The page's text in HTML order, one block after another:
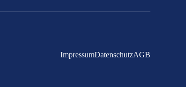
ImpressumDatenschutzAGB